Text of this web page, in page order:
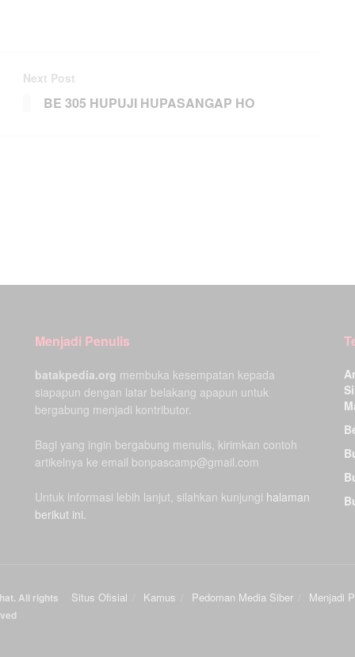
Next Post
BE 305 HUPUJI HUPASANGAP HO
Menjadi Penulis
batakpedia.org membuka kesempatan kepada
siapapun dengan latar belakang apapun untuk
bergabung menjadi kontributor.
Bagi yang ingin bergabung menulis, kirimkan contoh
artikelnya ke email bonpascamp@gmail.com
Untuk informasi lebih lanjut, silahkan kunjungi halaman
berikut ini.
Situs Ofisial Kamus Pedoman Media Siber Menjadi
All rights